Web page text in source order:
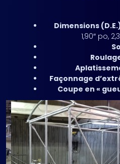
Dimensions
1,90″ po,
Façonnage
Coupe en «